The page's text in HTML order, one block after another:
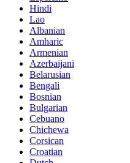
Hindi
Lao
Albanian
Amharic
Armenian
Azerbaijani
Belarusian
Bengali
Bosnian
Bulgarian
Cebuano
Chichewa
Corsican
Croatian